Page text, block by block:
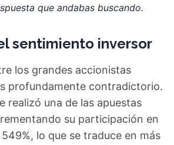
que andabas buscando.
sentimiento inversor
los grandes accionistas
profundamente contradictorio.
realizó una de las apuestas
su participación en
lo que se traduce en más